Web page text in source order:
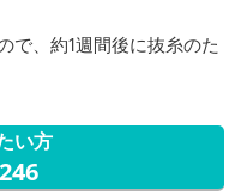
で、約1週間後に抜糸のた
い方